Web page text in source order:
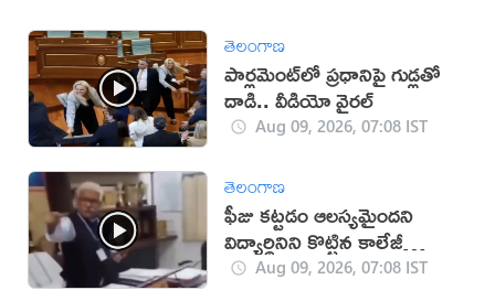
తెలంగాణ
పార్లమెంట్‌లో ప్రధానిపై గుడ్లతో
దాడి.. వీడియో వైరల్
Aug 09, 2026, 07:08 IST
తెలంగాణ
ఫీజు కట్టడం ఆలస్యమైందని
విద్యార్థినిని కొట్టిన కాలేజీ
యాజమాన్యం!(వీడియో)
Aug 09, 2026, 07:08 IST